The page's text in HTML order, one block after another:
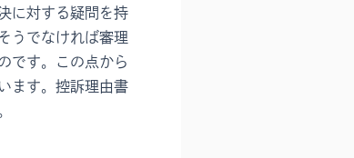
に対する疑問を持
うでなければ審理
です。この点から
ます。控訴理由書